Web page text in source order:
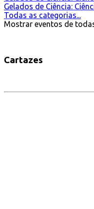
Gelados de Ciência:
Todas as categorias...
Mostrar eventos de
Cartazes